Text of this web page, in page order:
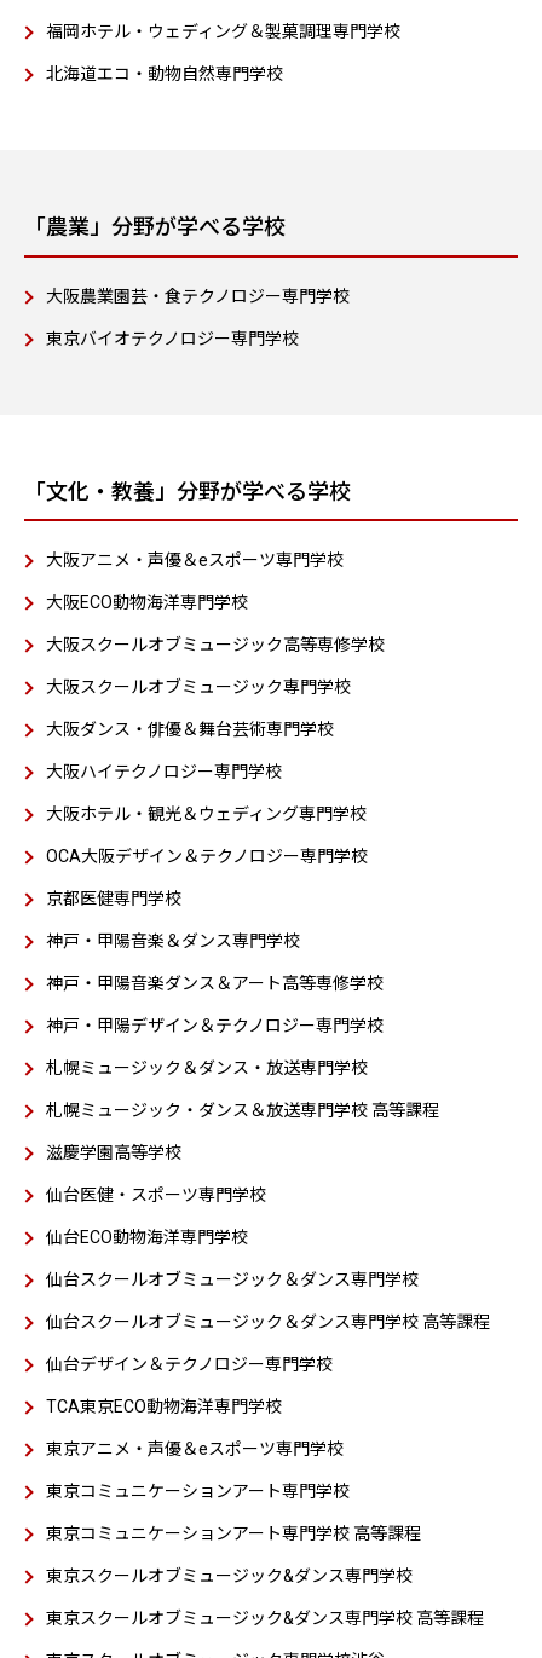
福岡ホテル・ウェディング＆製菓調理専門学校
北海道エコ・動物自然専門学校
「農業」分野が学べる学校
大阪農業園芸・食テクノロジー専門学校
東京バイオテクノロジー専門学校
「文化・教養」分野が学べる学校
大阪アニメ・声優＆eスポーツ専門学校
大阪ECO動物海洋専門学校
大阪スクールオブミュージック高等専修学校
大阪スクールオブミュージック専門学校
大阪ダンス・俳優＆舞台芸術専門学校
大阪ハイテクノロジー専門学校
大阪ホテル・観光＆ウェディング専門学校
OCA大阪デザイン＆テクノロジー専門学校
京都医健専門学校
神戸・甲陽音楽＆ダンス専門学校
神戸・甲陽音楽ダンス＆アート高等専修学校
神戸・甲陽デザイン＆テクノロジー専門学校
札幌ミュージック＆ダンス・放送専門学校
札幌ミュージック・ダンス＆放送専門学校 高等課程
滋慶学園高等学校
仙台医健・スポーツ専門学校
仙台ECO動物海洋専門学校
仙台スクールオブミュージック＆ダンス専門学校
仙台スクールオブミュージック＆ダンス専門学校 高等課程
仙台デザイン＆テクノロジー専門学校
TCA東京ECO動物海洋専門学校
東京アニメ・声優＆eスポーツ専門学校
東京コミュニケーションアート専門学校
東京コミュニケーションアート専門学校 高等課程
東京スクールオブミュージック&ダンス専門学校
東京スクールオブミュージック&ダンス専門学校 高等課程